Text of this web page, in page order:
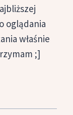
oglądania
właśnie
;]